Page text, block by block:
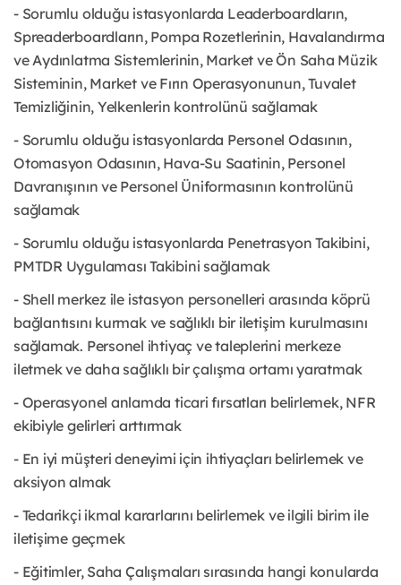
- Sorumlu olduğu istasyonlarda Leaderboardların,
Spreaderboardların, Pompa Rozetlerinin, Havalandırma
ve Aydınlatma Sistemlerinin, Market ve Ön Saha Müzik
Sisteminin, Market ve Fırın Operasyonunun, Tuvalet
Temizliğinin, Yelkenlerin kontrolünü sağlamak
- Sorumlu olduğu istasyonlarda Personel Odasının,
Otomasyon Odasının, Hava-Su Saatinin, Personel
Davranışının ve Personel Üniformasının kontrolünü
sağlamak
- Sorumlu olduğu istasyonlarda Penetrasyon Takibini,
PMTDR Uygulaması Takibini sağlamak
- Shell merkez ile istasyon personelleri arasında köprü
bağlantısını kurmak ve sağlıklı bir iletişim kurulmasını
sağlamak. Personel ihtiyaç ve taleplerini merkeze
iletmek ve daha sağlıklı bir çalışma ortamı yaratmak
- Operasyonel anlamda ticari fırsatları belirlemek, NFR
ekibiyle gelirleri arttırmak
- En iyi müşteri deneyimi için ihtiyaçları belirlemek ve
aksiyon almak
- Tedarikçi ikmal kararlarını belirlemek ve ilgili birim ile
iletişime geçmek
- Eğitimler, Saha Çalışmaları sırasında hangi konularda